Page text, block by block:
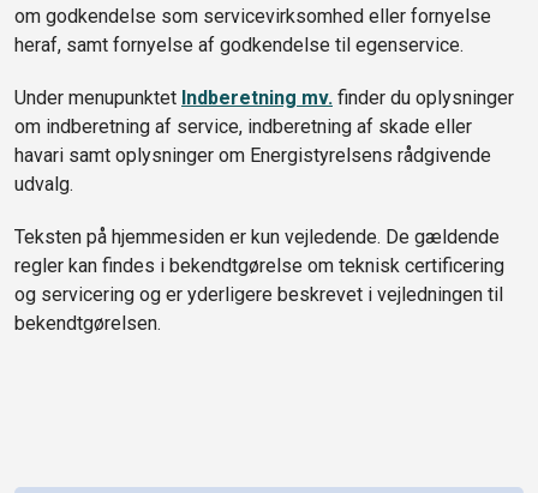
om godkendelse som servicevirksomhed eller fornyelse
heraf, samt fornyelse af godkendelse til egenservice.
Under menupunktet Indberetning mv. finder du oplysninger
om indberetning af service, indberetning af skade eller
havari samt oplysninger om Energistyrelsens rådgivende
udvalg.
Teksten på hjemmesiden er kun vejledende. De gældende
regler kan findes i bekendtgørelse om teknisk certificering
og servicering og er yderligere beskrevet i vejledningen til
bekendtgørelsen.